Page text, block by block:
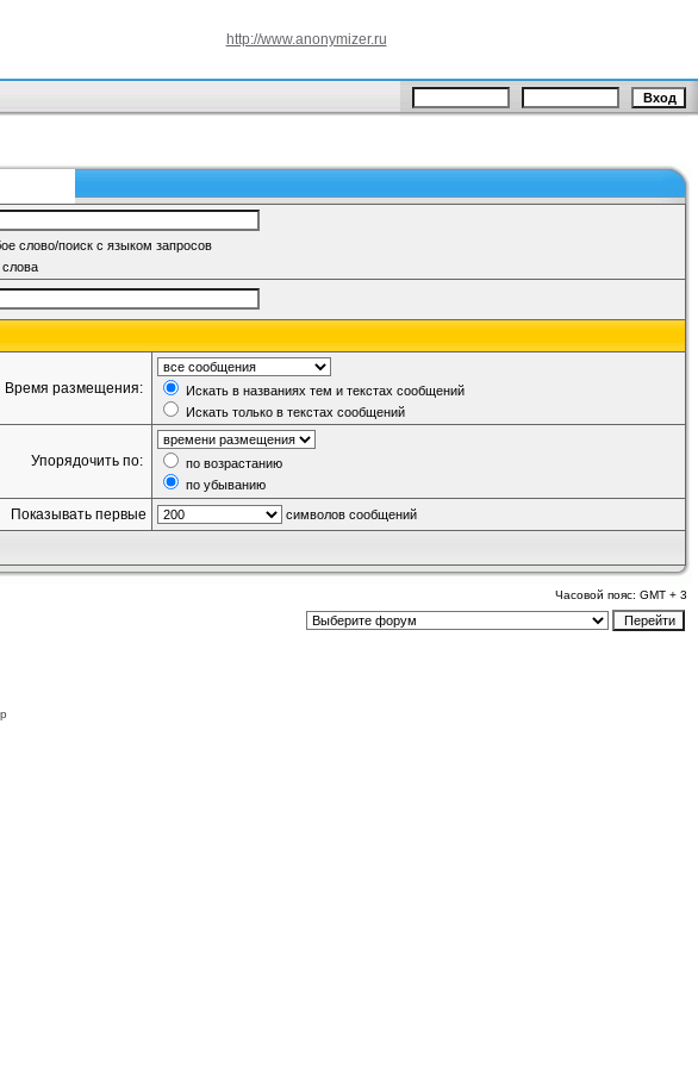
http://www.anonymizer.ru
слово/поиск с языком запросов
слова
Время размещения:
Искать в названиях тем и текстах сообщений
Искать только в текстах сообщений
Упорядочить по:
по возрастанию
по убыванию
Показывать первые символов сообщений
Часовой пояс: GMT + 3